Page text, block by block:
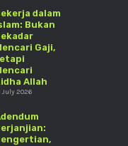
dalam
Bukan
Gaji,
Allah
July 2026